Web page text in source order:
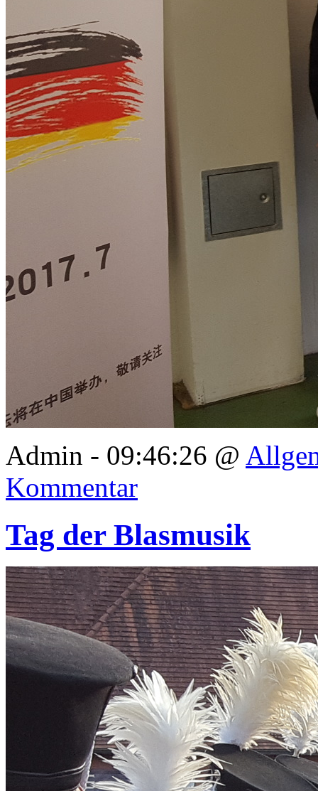
Admin - 09:46:26 @
Kommentar
Tag der Blasmusik